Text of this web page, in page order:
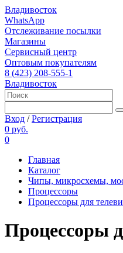
Владивосток
WhatsApp
Отслеживание посылки
Магазины
Сервисный центр
Оптовым покупателям
8 (423) 208-555-1
Владивосток
Вход /Регистрация
0 руб.
0
Главная
Каталог
Чипы, микросхемы,
Процессоры
Процессоры для
Процессоры